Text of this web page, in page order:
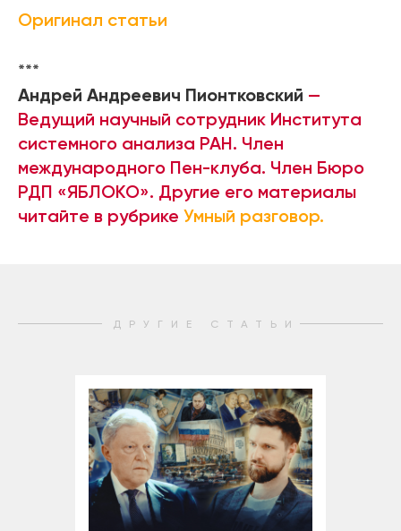
Оригинал статьи
***
Андрей Андреевич Пионтковский —
Ведущий научный сотрудник Института
системного анализа РАН. Член
международного Пен-клуба. Член Бюро
РДП «ЯБЛОКО». Другие его материалы
читайте в рубрике Умный разговор.
ДРУГИЕ СТАТЬИ